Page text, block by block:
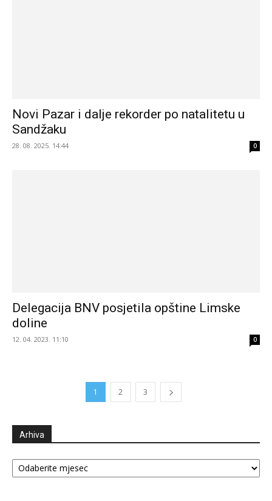
Novi Pazar i dalje rekorder po natalitetu u
Sandžaku
28. 08. 2025. 14:44 0
Delegacija BNV posjetila opštine Limske
doline
12. 04. 2023. 11:10 0
1 2 3
Arhiva
Arhiva